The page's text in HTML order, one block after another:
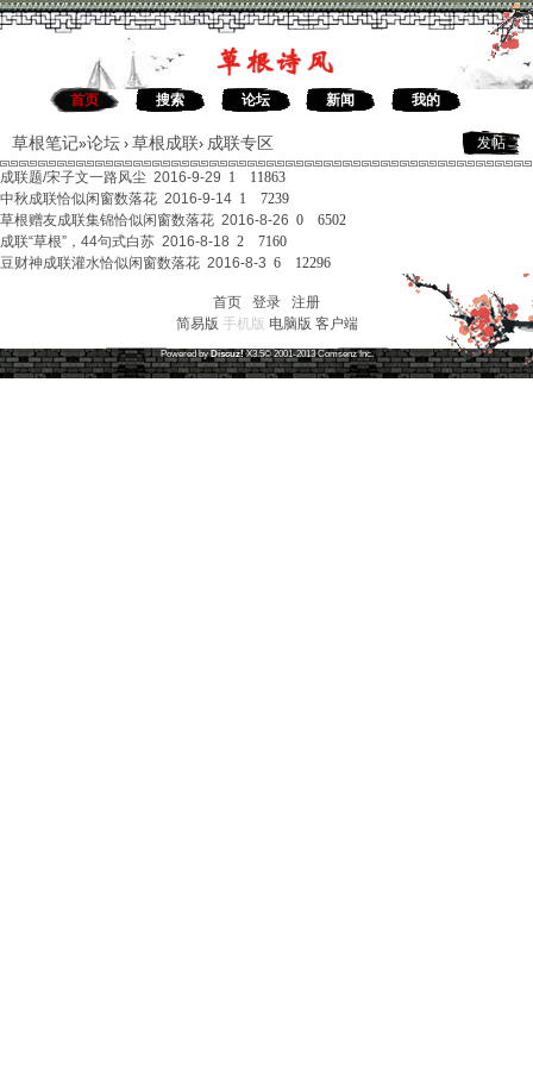
首页 搜索 论坛 新闻 我的
草根笔记»论坛 › 草根成联› 成联专区 发帖
成联题/宋子文一路风尘 2016-9-29 1
11863
中秋成联恰似闲窗数落花 2016-9-14 1
7239
草根赠友成联集锦恰似闲窗数落花 2016-8-26 0
6502
成联“草根”，44句式白苏 2016-8-18 2
7160
豆财神成联灌水恰似闲窗数落花 2016-8-3 6 12296
首页 登录
注册
简易版 手机版 电脑版 客户端
Powered byDiscuz! X3.5© 2001-2013ComsenzInc.